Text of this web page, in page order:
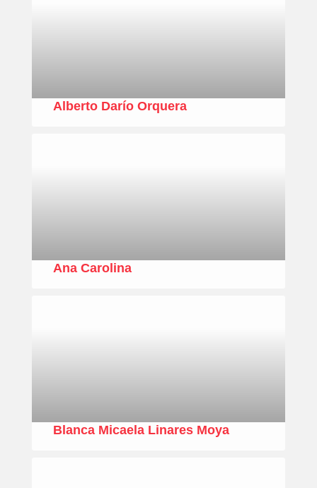
Alberto Darío Orquera
Ana Carolina
Blanca Micaela Linares Moya